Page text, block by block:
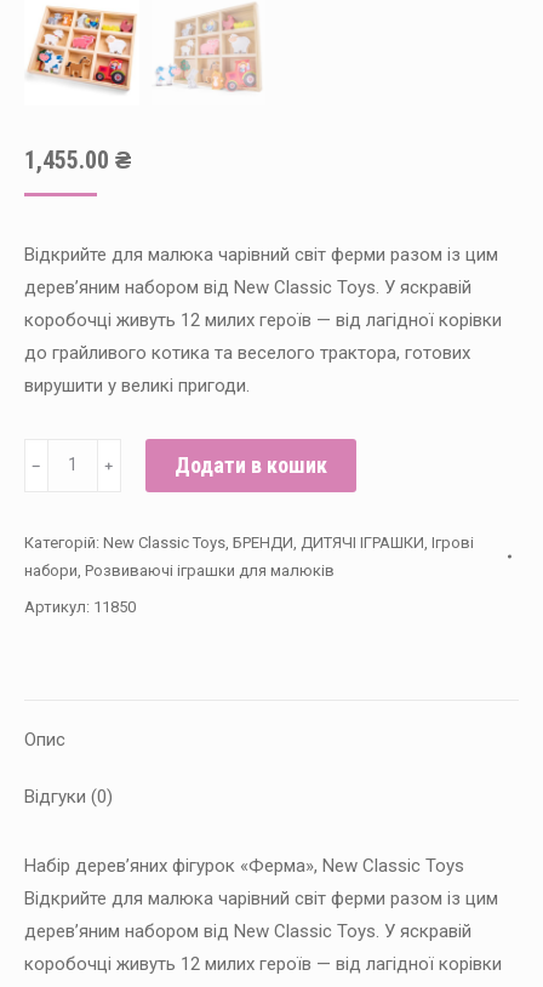
1,455.00 ₴
Відкрийте для малюка чарівний світ ферми разом із цим
дерев’яним набором від New Classic Toys. У яскравій
коробочці живуть 12 милих героїв — від лагідної корівки
до грайливого котика та веселого трактора, готових
вирушити у великі пригоди.
Іграшковий
у
коробці
Ферма,
кількість
﹣ ﹢ Додати в кошик
Категорій: New Classic Toys БРЕНДИ ДИТЯЧІ ІГРАШКИ Ігрові
набори Розвиваючі іграшки для малюків
Артикул: 11850
Опис
Відгуки (0)
Набір дерев’яних фігурок «Ферма», New Classic Toys
Відкрийте для малюка чарівний світ ферми разом із цим
дерев’яним набором від New Classic Toys. У яскравій
коробочці живуть 12 милих героїв — від лагідної корівки